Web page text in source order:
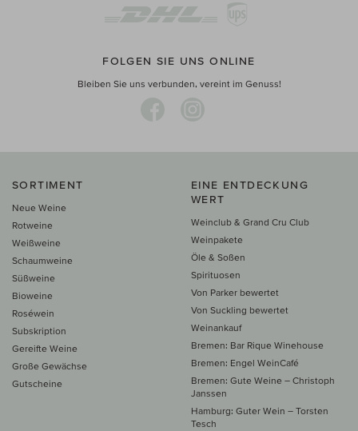
FOLGEN SIE UNS ONLINE
Bleiben Sie uns verbunden, vereint im Genuss!
SORTIMENT
Neue Weine
Rotweine
Weißweine
Schaumweine
Süßweine
Bioweine
Roséwein
Subskription
Gereifte Weine
Große Gewächse
Gutscheine
EINE ENTDECKUNG
WERT
Weinclub & Grand Cru Club
Weinpakete
Öle & Soßen
Spirituosen
Von Parker bewertet
Von Suckling bewertet
Weinankauf
Bremen: Bar Rique Winehouse
Bremen: Engel WeinCafé
Bremen: Gute Weine – Christoph
Janssen
Hamburg: Guter Wein – Torsten
Tesch